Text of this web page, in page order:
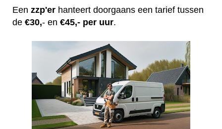
Een zzp'er hanteert doorgaans een tarief tussen
de €30,- en €45,- per uur.